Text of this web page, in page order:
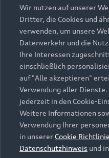
Elektromodelle
Plug-in-Hybride
Neuwagensuche
Gebrauchtwagensuche
Gebrauchtwagen
Finanzierung
Aktionen & Angebote
Geschäftskunden
Saisonale Angebote
Audi Services
Garantie
Audi digital services
myAudi
Support
Kundenservice
Händlersuche
Audi Code
Häufige Fragen (FAQ)
Audi Online Beratung
Über Audi
Unternehmen
Karriere
Investor Relations
Presse & Media Center
© 2026 AUDI AG. Alle
Wir nutzen auf unserer
Dritter, die Cookies und
verwenden, um unsere
Datenverkehr und die
Ihre Interessen
einschließlich
auf "Alle akzeptieren"
Verwendung aller
jederzeit in den Cookie-
Weitere Informationen
Verwendung Ihrer
in unserer Cookie Richtlinie
Datenschutzhinweis und